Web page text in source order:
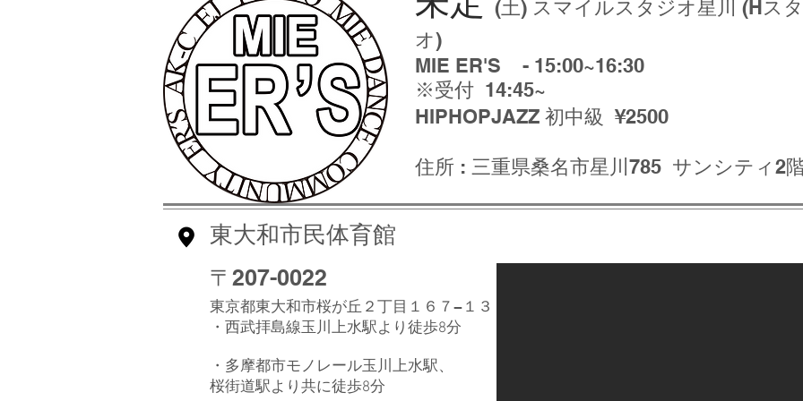
(土) スマイルスタジオ星川 (Hス
オ)
MIE ER'S - 15:00~16:30
※受付 14:45~
HIPHOPJAZZ 初中級 ¥2500
住所 : 三重県桑名市星川785 サンシティ2
東大和市民体育館
〒207-0022
東京都東大和市桜が丘２丁目１６７−１３
・西武拝島線玉川上水駅より徒歩8分
・多摩都市モノレール玉川上水駅、
桜街道駅より共に徒歩8分